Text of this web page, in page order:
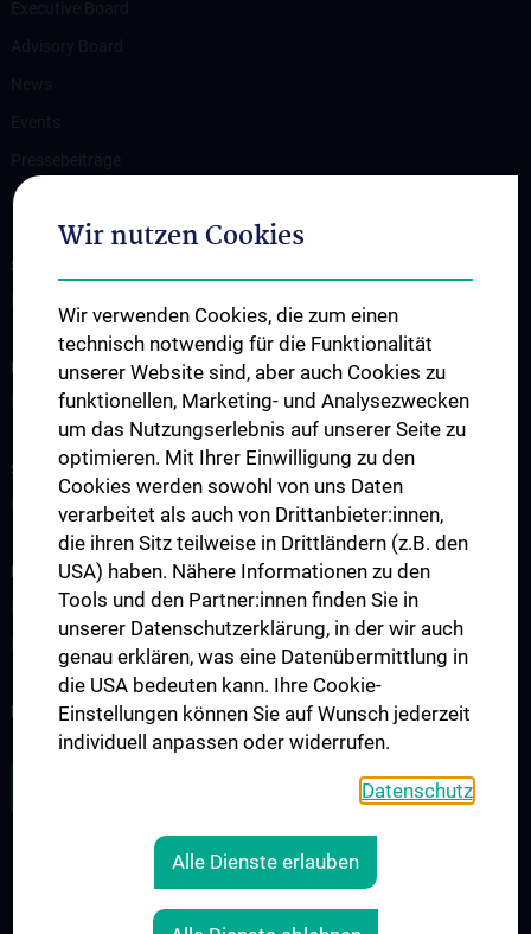
Kontakt
SUPPORT C³NMH!
INFORMATIONEN FÜR PATIENT:INNEN
Leistungen
STUDIUM, AUS- UND WEITERBILDUNG
Doktoratsprogramme
FORSCHUNG
Forschungsprojekte
NEWSLETTER
Wir nutzen Cookies
Wir verwenden Cookies, die zum einen
technisch notwendig für die Funktionalität
unserer Website sind, aber auch Cookies zu
funktionellen, Marketing- und Analysezwecken
um das Nutzungserlebnis auf unserer Seite zu
optimieren. Mit Ihrer Einwilligung zu den
Cookies werden sowohl von uns Daten
verarbeitet als auch von Drittanbieter:innen,
die ihren Sitz teilweise in Drittländern (z.B. den
USA) haben. Nähere Informationen zu den
Tools und den Partner:innen finden Sie in
unserer Datenschutzerklärung, in der wir auch
genau erklären, was eine Datenübermittlung in
die USA bedeuten kann. Ihre Cookie-
Einstellungen können Sie auf Wunsch jederzeit
individuell anpassen oder widerrufen.
Datenschutz
Alle Dienste erlauben